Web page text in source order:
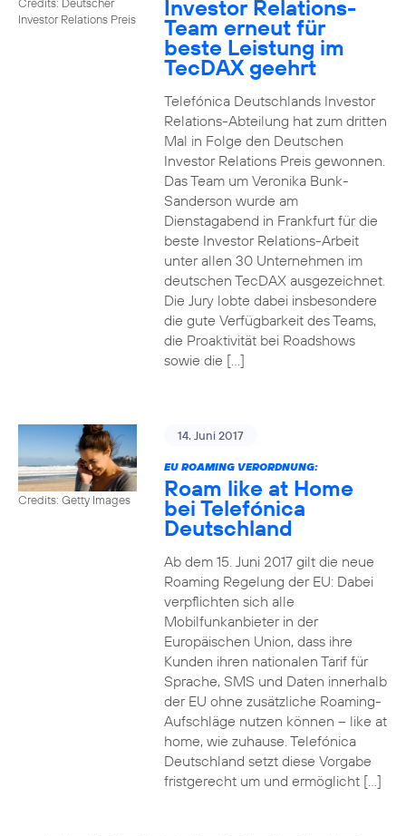
Credits: Deutscher
Investor Relations Preis
Investor Relations-
Team erneut für
beste Leistung im
TecDAX geehrt
Telefónica Deutschlands Investor
Relations-Abteilung hat zum dritten
Mal in Folge den Deutschen
Investor Relations Preis gewonnen.
Das Team um Veronika Bunk-
Sanderson wurde am
Dienstagabend in Frankfurt für die
beste Investor Relations-Arbeit
unter allen 30 Unternehmen im
deutschen TecDAX ausgezeichnet.
Die Jury lobte dabei insbesondere
die gute Verfügbarkeit des Teams,
die Proaktivität bei Roadshows
sowie die […]
Credits: Getty Images
14. Juni 2017
EU ROAMING VERORDNUNG:
Roam like at Home
bei Telefónica
Deutschland
Ab dem 15. Juni 2017 gilt die neue
Roaming Regelung der EU: Dabei
verpflichten sich alle
Mobilfunkanbieter in der
Europäischen Union, dass ihre
Kunden ihren nationalen Tarif für
Sprache, SMS und Daten innerhalb
der EU ohne zusätzliche Roaming-
Aufschläge nutzen können – like at
home, wie zuhause. Telefónica
Deutschland setzt diese Vorgabe
fristgerecht um und ermöglicht […]